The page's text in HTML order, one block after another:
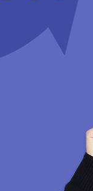
다이어트에 성공하다
는 간트차트
이뤄진다
는 놀라운 일들